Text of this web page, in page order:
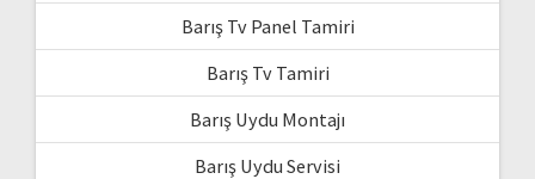
Barış Tv Panel Tamiri
Barış Tv Tamiri
Barış Uydu Montajı
Barış Uydu Servisi